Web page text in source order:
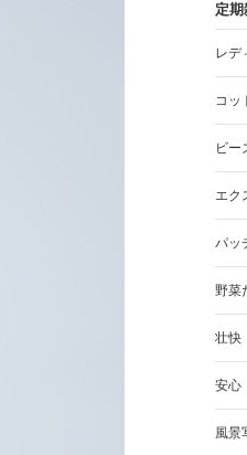
定
レデ
コッ
ビー
エク
パッ
野菜
壮快
安心
風景